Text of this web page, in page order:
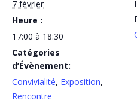
7 février
Heure :
17:00 à 18:30
Catégories
d’Évènement:
Convivialité, Exposition,
Rencontre